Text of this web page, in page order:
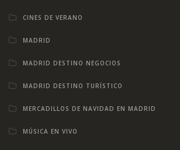
CINES DE VERANO
MADRID
MADRID DESTINO NEGOCIOS
MADRID DESTINO TURÍSTICO
MERCADILLOS DE NAVIDAD EN MADRID
MÚSICA EN VIVO